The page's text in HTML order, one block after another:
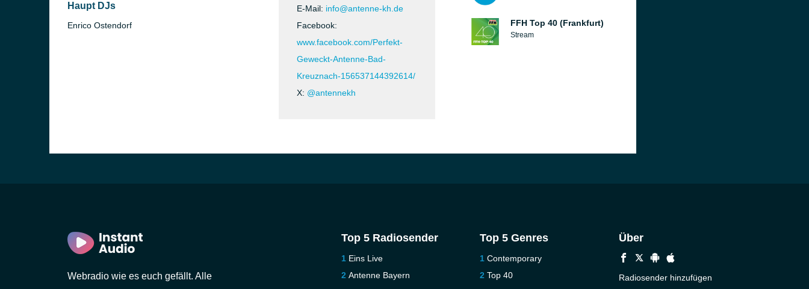
Haupt DJs
Enrico Ostendorf
E-Mail: info@antenne-kh.de
Facebook:
www.facebook.com/Perfekt-
Geweckt-Antenne-Bad-
Kreuznach-156537144392614/
X: @antennekh
FFH Top 40 (Frankfurt)
Stream
Webradio wie es euch gefällt. Alle
Top 5 Radiosender
Eins Live
Antenne Bayern
Top 5 Genres
Contemporary
Top 40
Über
Radiosender hinzufügen